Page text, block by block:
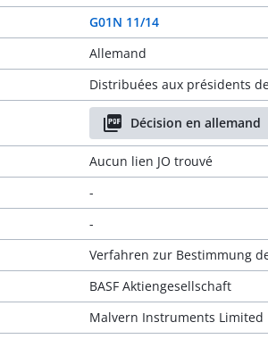
G01N 11/14
Allemand
Distribuées aux présidents
Décision en allemand
Aucun lien JO trouvé
-
-
Verfahren zur Bestimmung
BASF Aktiengesellschaft
Malvern Instruments Limited